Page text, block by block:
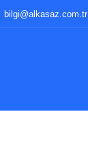
bilgi@alkasaz.com.tr